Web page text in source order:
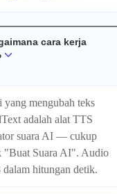
cara kerja
mengubah teks
adalah alat TTS
suara AI — cukup
"Buat Suara AI". Audio
hitungan detik.